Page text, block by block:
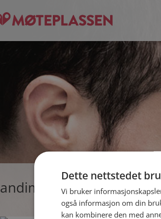
andiman, single mann
Dette nettstedet
Vi bruker
også informasjon om din
kan kombinere den med